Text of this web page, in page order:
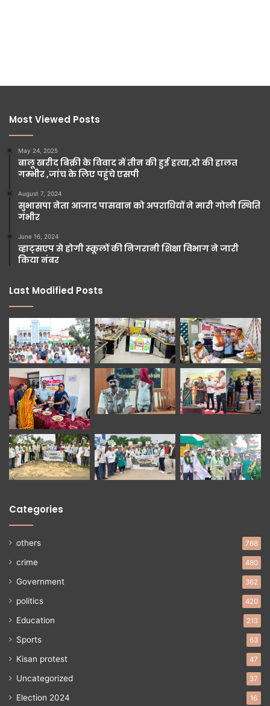
Most Viewed Posts
May 24, 2025
बालू खरीद बिक्री के विवाद में तीन की हुई हत्या,दो की हालत
गम्भीर ,जांच के लिए पहुंचे एसपी
August 7, 2024
सुभासपा नेता आजाद पासवान को अपराधियों ने मारी गोली स्थिति
गंभीर
June 16, 2024
व्हाट्सएप से होगी स्कूलों की निगरानी शिक्षा विभाग ने जारी
किया नंबर
Last Modified Posts
Categories
others 768
crime 480
Government 362
politics 420
Education 213
Sports 63
Kisan protest 47
Uncategorized 37
Election 2024 16